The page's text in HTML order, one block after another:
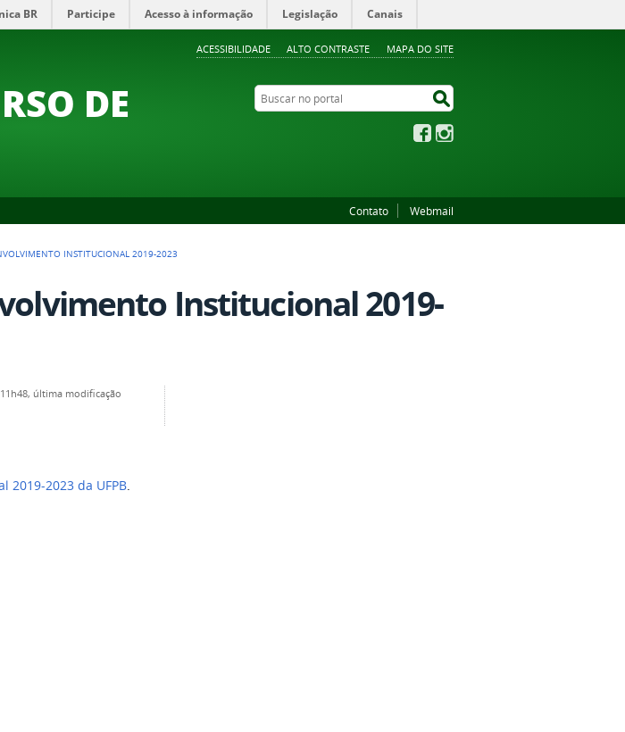
ACESSIBILIDADE ALTO CONTRASTE MAPA DO SITE
BR Participe Acesso à informação Legislação Canais
DE Buscar no portal
Facebook
Contato Webmail
INSTITUCIONAL 2019-2023
Institucional 2019-
última modificação
2019-2023 da UFPB.